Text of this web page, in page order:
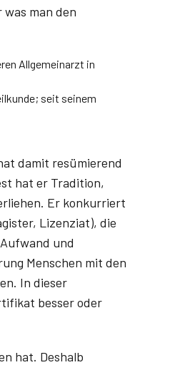
man den
Allgemeinarzt in
seit seinem
damit resümierend
hat er Tradition,
Er konkurriert
Lizenziat), die
und
Menschen mit den
In dieser
besser oder
hat. Deshalb